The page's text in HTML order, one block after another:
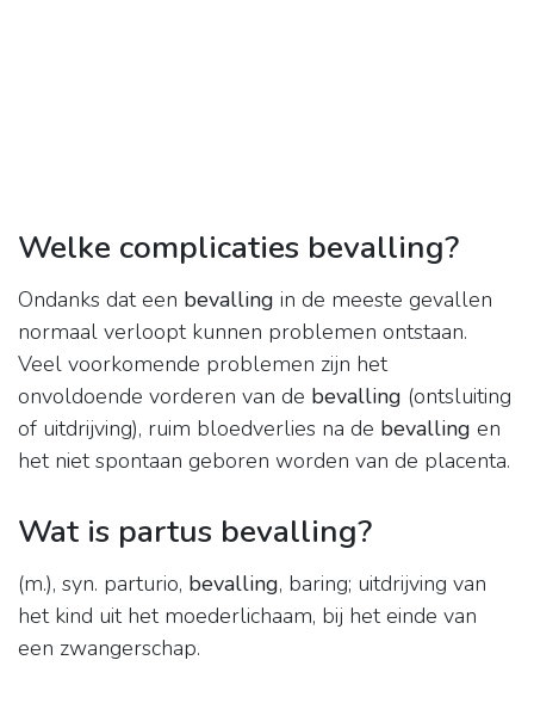
Welke complicaties bevalling?
Ondanks dat een bevalling in de meeste gevallen
normaal verloopt kunnen problemen ontstaan.
Veel voorkomende problemen zijn het
onvoldoende vorderen van de bevalling (ontsluiting
of uitdrijving), ruim bloedverlies na de bevalling en
het niet spontaan geboren worden van de placenta.
Wat is partus bevalling?
(m.), syn. parturio, bevalling, baring; uitdrijving van
het kind uit het moederlichaam, bij het einde van
een zwangerschap.